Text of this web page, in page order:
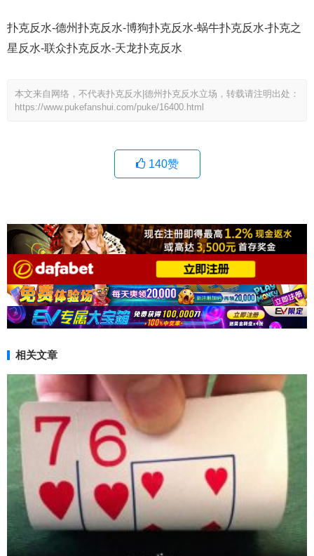
扑克反水-德州扑克反水-博狗扑克反水-蜗牛扑克反水-扑克之
星反水-联众扑克反水-天龙扑克反水
本文来自网络，不代表扑克反水|德州扑克反水立场，转载请注明出处：
https://www.pukefanshui.com/puke/16400.html
140赞
相关文章